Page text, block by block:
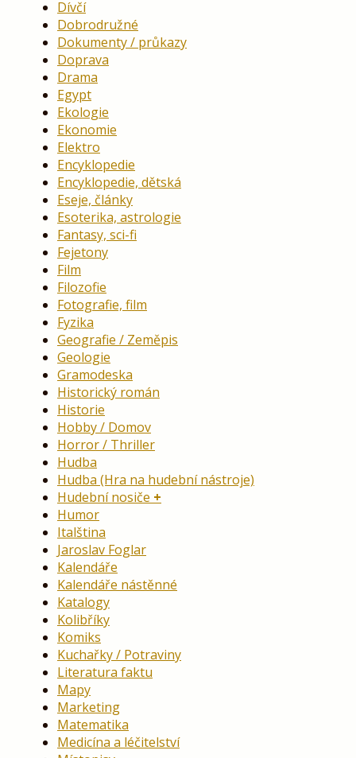
Dívčí
Dobrodružné
Dokumenty / průkazy
Doprava
Drama
Egypt
Ekologie
Ekonomie
Elektro
Encyklopedie
Encyklopedie, dětská
Eseje, články
Esoterika, astrologie
Fantasy, sci-fi
Fejetony
Film
Filozofie
Fotografie, film
Fyzika
Geografie / Zeměpis
Geologie
Gramodeska
Historický román
Historie
Hobby / Domov
Horror / Thriller
Hudba
Hudba (Hra na hudební nástroje)
Hudební nosiče
Humor
Italština
Jaroslav Foglar
Kalendáře
Kalendáře nástěnné
Katalogy
Kolibříky
Komiks
Kuchařky / Potraviny
Literatura faktu
Mapy
Marketing
Matematika
Medicína a léčitelství